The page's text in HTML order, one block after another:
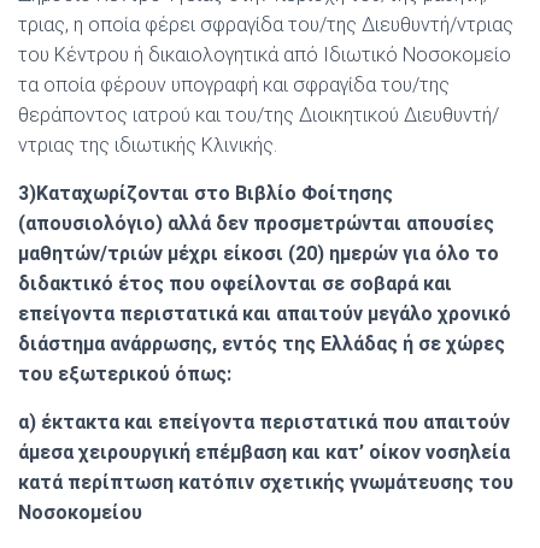
τριας, η οποία φέρει σφραγίδα του/της Διευθυντή/ντριας
του Κέντρου ή δικαιολογητικά από Ιδιωτικό Νοσοκομείο
τα οποία φέρουν υπογραφή και σφραγίδα του/της
θεράποντος ιατρού και του/της Διοικητικού Διευθυντή/
ντριας της ιδιωτικής Κλινικής.
3)Καταχωρίζονται στο Βιβλίο Φοίτησης
(απουσιολόγιο) αλλά δεν προσμετρώνται απουσίες
μαθητών/τριών μέχρι είκοσι (20) ημερών για όλο το
διδακτικό έτος που οφείλονται σε σοβαρά και
επείγοντα περιστατικά και απαιτούν μεγάλο χρονικό
διάστημα ανάρρωσης, εντός της Ελλάδας ή σε χώρες
του εξωτερικού όπως:
α) έκτακτα και επείγοντα περιστατικά που απαιτούν
άμεσα χειρουργική επέμβαση και κατ’ οίκον νοσηλεία
κατά περίπτωση κατόπιν σχετικής γνωμάτευσης του
Νοσοκομείου